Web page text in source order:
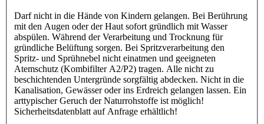
Darf nicht in die Hände von Kindern gelangen. Bei Berührung
mit den Augen oder der Haut sofort gründlich mit Wasser
abspülen. Während der Verarbeitung und Trocknung für
gründliche Belüftung sorgen. Bei Spritzverarbeitung den
Spritz- und Sprühnebel nicht einatmen und geeigneten
Atemschutz (Kombifilter A2/P2) tragen. Alle nicht zu
beschichtenden Untergründe sorgfältig abdecken. Nicht in die
Kanalisation, Gewässer oder ins Erdreich gelangen lassen. Ein
arttypischer Geruch der Naturrohstoffe ist möglich!
Sicherheitsdatenblatt auf Anfrage erhältlich!